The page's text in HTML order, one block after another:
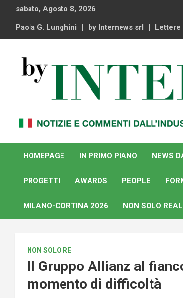
content
sabato, Agosto 8, 2026
Paola G. Lunghini by Internews srl Lettere
By Internews
internazionale
HOMEPAGE
IN PRIMO PIANO NEWS
PROGETTI AWARDS PEOPLE
MILANO-CORTINA 2026 NON SOLO
NON SOLO RE
Il Gruppo Allianz al
momento di difficoltà